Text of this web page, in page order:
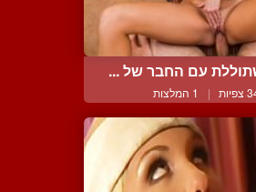
עם החבר של ...
| 1 המלצות